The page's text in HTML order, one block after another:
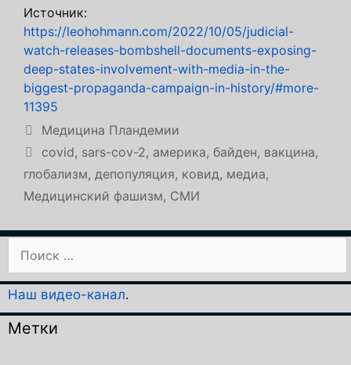
Источник:
https://leohohmann.com/2022/10/05/judicial-
watch-releases-bombshell-documents-exposing-
deep-states-involvement-with-media-in-the-
biggest-propaganda-campaign-in-history/#more-
11395
Рубрики
Медицина Пландемии
Метки
covid, sars-cov-2, америка, байден, вакцина,
глобализм, депопуляция, ковид, медиа,
Медицинский фашизм, СМИ
Наш видео-канал.
Метки